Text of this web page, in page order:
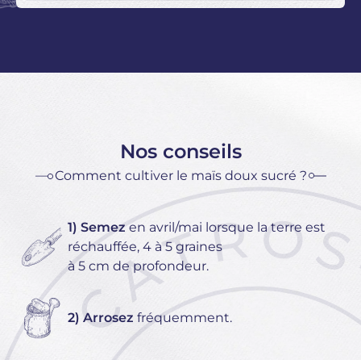
Nos conseils
Comment cultiver le maïs doux sucré ?
1) Semezen avril/mai lorsque la terre est
réchauffée, 4 à 5 graines
à 5 cm de profondeur.
2) Arrosez fréquemment.